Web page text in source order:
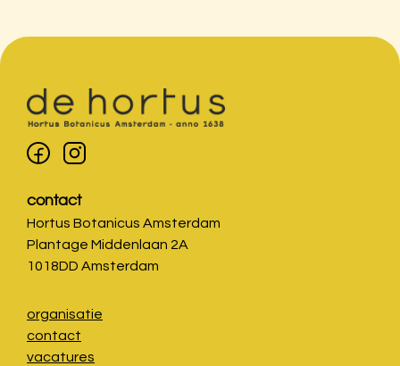
contact
Hortus Botanicus Amsterdam
Plantage Middenlaan 2A
1018DD Amsterdam
organisatie
contact
vacatures